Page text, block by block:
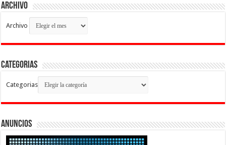
Archivo
Archivo
Categorias
Categorias
Anuncios